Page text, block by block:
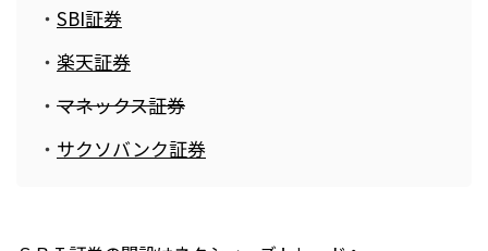
・ SBI証券
・ 楽天証券
・ マネックス証券
・ サクソバンク証券